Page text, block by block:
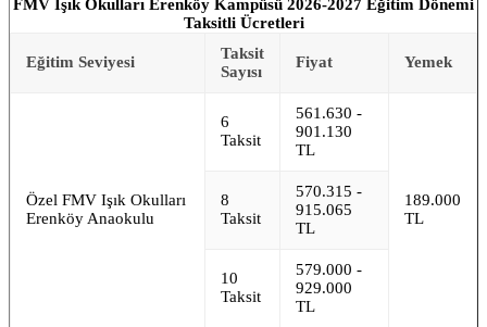
FMV Işık Okulları Erenköy Kampüsü 2026-2027 Eğitim Dönemi
Taksitli Ücretleri
Eğitim Seviyesi
Taksit
Sayısı
Fiyat Yemek
Özel FMV Işık Okulları
Erenköy Anaokulu
6
Taksit
561.630 -
901.130
TL
189.000
TL
8
Taksit
570.315 -
915.065
TL
10
Taksit
579.000 -
929.000
TL